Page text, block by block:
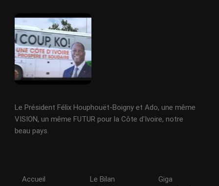
Le Président Félix Houphouët-Boigny et Ado, une même
VISION, un même FUTUR pour la Côte d'Ivoire, notre
beau pays.
Accueil
Le Bilan
Giga